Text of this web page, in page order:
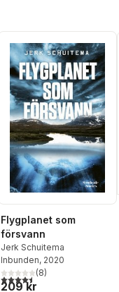
Flygplanet som
försvann
Jerk Schuitema
Inbunden, 2020
4,5utav 5 stjärnor. Totalt
(8)
209 kr